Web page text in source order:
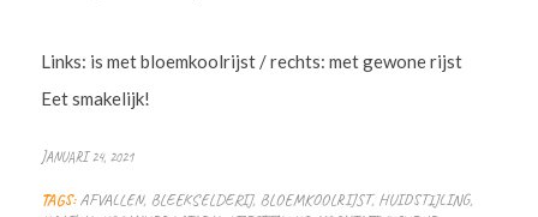
Links: is met bloemkoolrijst / rechts: met gewone rijst
Eet smakelijk!
JANUARI 24, 2021
TAGS: AFVALLEN, BLEEKSELDERIJ, BLOEMKOOLRIJST, HUIDSTIJLING,